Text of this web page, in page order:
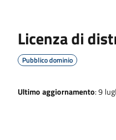
Licenza di
Pubblico dominio
Ultimo aggiornamento: 9